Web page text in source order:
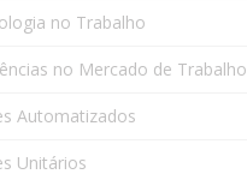
no Trabalho
no Mercado de Trabalho
Automatizados
Unitários